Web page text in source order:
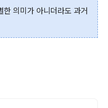
의미가 아니더라도 과거